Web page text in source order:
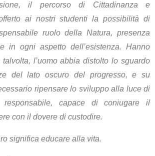
il percorso di Cittadinanza e
ai nostri studenti la possibilità di
ruolo della Natura, presenza
in ogni aspetto dell’esistenza. Hanno
l’uomo abbia distolto lo sguardo
del lato oscuro del progresso, e su
ripensare lo sviluppo alla luce di
responsabile, capace di coniugare il
con il dovere di custodire.
significa educare alla vita.